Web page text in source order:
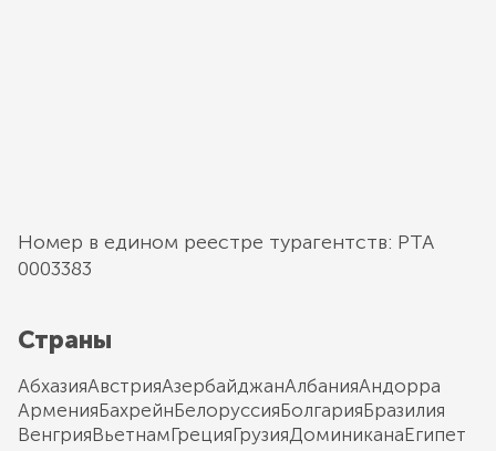
Номер в едином реестре турагентств: РТА
0003383
Страны
АбхазияАвстрияАзербайджанАлбанияАндорра
АрменияБахрейнБелоруссияБолгарияБразилия
ВенгрияВьетнамГрецияГрузияДоминиканаЕгипет